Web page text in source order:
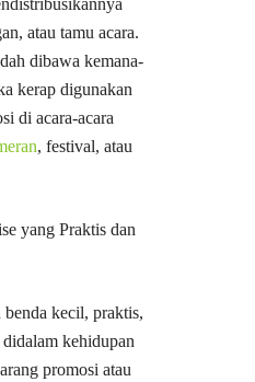
atau tamu acara.
dibawa kemana-
kerap digunakan
di acara-acara
, festival, atau
yang Praktis dan
kecil, praktis,
kehidupan
promosi atau